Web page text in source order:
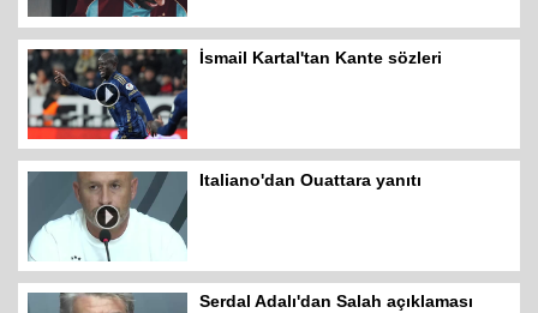
İsmail Kartal'tan Kante sözleri
Italiano'dan Ouattara yanıtı
Serdal Adalı'dan Salah açıklaması